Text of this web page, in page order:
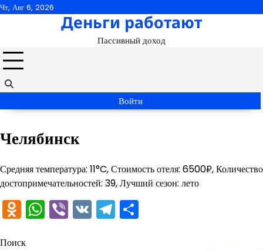
Перейти
Чт, Авг 6, 2026
Деньги работают
Пассивный доход
Войти
Челябинск
Средняя температура: 11°C, Стоимость отеля: 6500₽, Количество
достопримечательностей: 39, Лучший сезон: лето
Odnoklassniki
WhatsApp
Viber
VKTelegram
Поиск